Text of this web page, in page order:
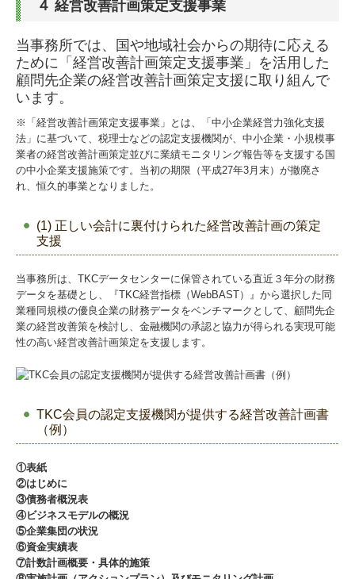
４ 経営改善計画策定支援事業
当事務所では、国や地域社会からの期待に応える
ために「経営改善計画策定支援事業」を活用した
顧問先企業の経営改善計画策定支援に取り組んで
います。
※「経営改善計画策定支援事業」とは、「中小企業経営力強化支援
法」に基づいて、税理士などの認定支援機関が、中小企業・小規模事
業者の経営改善計画策定並びに業績モニタリング報告等を支援する国
の中小企業支援施策です。当初の期限（平成27年3月末）が撤廃さ
れ、恒久的事業となりました。
(1) 正しい会計に裏付けられた経営改善計画の策定
支援
当事務所は、TKCデータセンターに保管されている直近３年分の財務
データを基礎とし、『TKC経営指標（WebBAST）』から選択した同
業種同規模の優良企業の財務データをベンチマークとして、顧問先企
業の経営改善策を検討し、金融機関の承認と協力が得られる実現可能
性の高い経営改善計画策定を支援します。
TKC会員の認定支援機関が提供する経営改善計画書
（例）
①表紙
②はじめに
③債務者概況表
④ビジネスモデルの概況
⑤企業集団の状況
⑥資金実績表
⑦計数計画概要・具体的施策